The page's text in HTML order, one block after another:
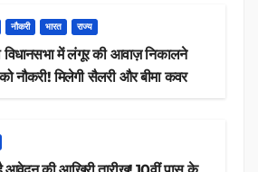
नौकरी भारत राज्य
विधानसभा में लंगूर की आवाज़ निकालने
वालों को नौकरी! मिलेगी सैलरी और बीमा कवर